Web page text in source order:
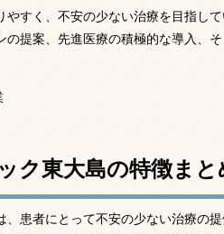
やすく、不安の少ない治療を目指し
提案、先進医療の積極的な導入、
ク東大島の特徴まと
、患者にとって不安の少ない治療の